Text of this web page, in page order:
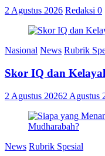
2 Agustus 2026 Redaksi 0
Nasional News Rubrik
Skor IQ dan
2 Agustus 20262 Agustus
News Rubrik Spesial